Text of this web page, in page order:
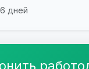
дней